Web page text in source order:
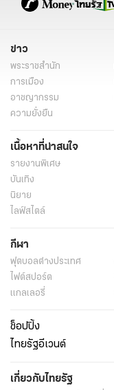
ข่าว
พระราชสำนัก
การเมือง
อาชญากรรม
ความยั่งยืน
เนื้อหาที่น่าสนใจ
รายงานพิเศษ
บันเทิง
นิยาย
ไลฟ์สไตล์
กีฬา
ฟุตบอลต่่างประเทศ
ไฟต์สปอร์ต
แกลเลอรี่
ช็อปปิ้ง
ไทยรัฐอีเวนต์
เกี่ยวกับไทยรัฐ